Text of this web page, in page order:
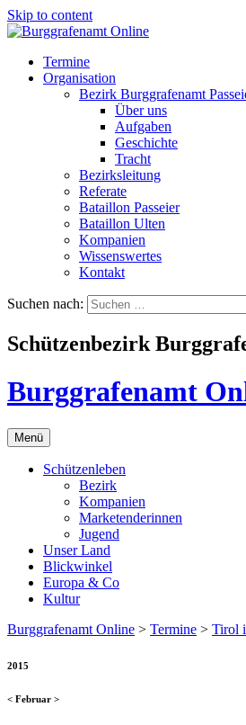
Skip to content
Termine
Organisation
Bezirk Burggrafenamt
Über uns
Aufgaben
Geschichte
Tracht
Bezirksleitung
Referate
Bataillon Passeier
Bataillon Ulten
Kompanien
Wissenswertes
Kontakt
Suchen nach:
Schützenbezirk
Burggrafenamt
Menü
Schützenleben
Bezirk
Kompanien
Marketenderinnen
Jugend
Unser Land
Blickwinkel
Europa & Co
Kultur
Burggrafenamt Online > Termine > Tirol
2015
< Februar >